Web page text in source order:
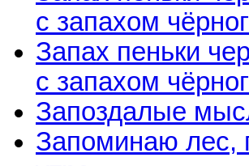
с запахом
Запах пеньки
с запахом
Запоздалые
Запоминаю лес,